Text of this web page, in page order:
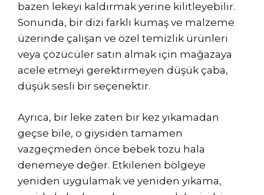
bazen lekeyi kaldırmak yerine kilitleyebilir.
Sonunda, bir dizi farklı kumaş ve malzeme
üzerinde çalışan ve özel temizlik ürünleri
veya çözücüler satın almak için mağazaya
acele etmeyi gerektirmeyen düşük çaba,
düşük sesli bir seçenektir.
Ayrıca, bir leke zaten bir kez yıkamadan
geçse bile, o giysiden tamamen
vazgeçmeden önce bebek tozu hala
denemeye değer. Etkilenen bölgeye
yeniden uygulamak ve yeniden yıkama,